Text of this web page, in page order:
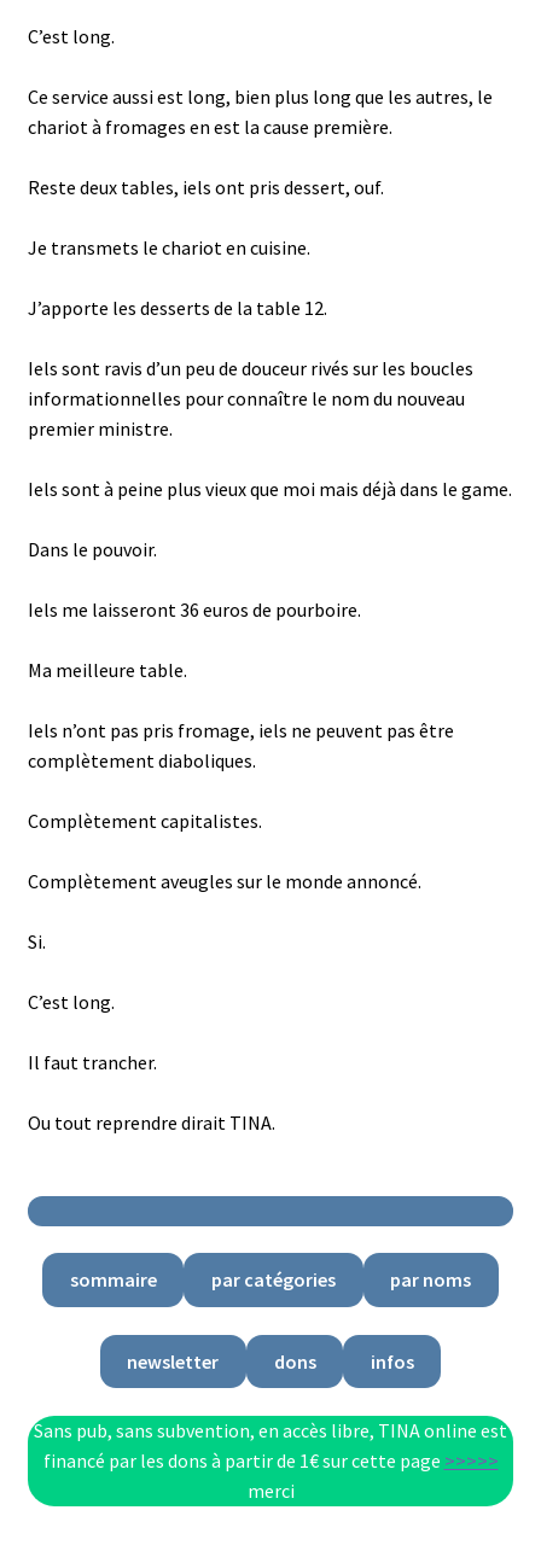
C’est long.
Ce service aussi est long, bien plus long que les autres, le
chariot à fromages en est la cause première.
Reste deux tables, iels ont pris dessert, ouf.
Je transmets le chariot en cuisine.
J’apporte les desserts de la table 12.
Iels sont ravis d’un peu de douceur rivés sur les boucles
informationnelles pour connaître le nom du nouveau
premier ministre.
Iels sont à peine plus vieux que moi mais déjà dans le game.
Dans le pouvoir.
Iels me laisseront 36 euros de pourboire.
Ma meilleure table.
Iels n’ont pas pris fromage, iels ne peuvent pas être
complètement diaboliques.
Complètement capitalistes.
Complètement aveugles sur le monde annoncé.
Si.
C’est long.
Il faut trancher.
Ou tout reprendre dirait TINA.
sommaire par catégories par noms
newsletter dons infos
Sans pub, sans subvention, en accès libre, TINA online est
financé par les dons à partir de 1€ sur cette page >>>>>
merci